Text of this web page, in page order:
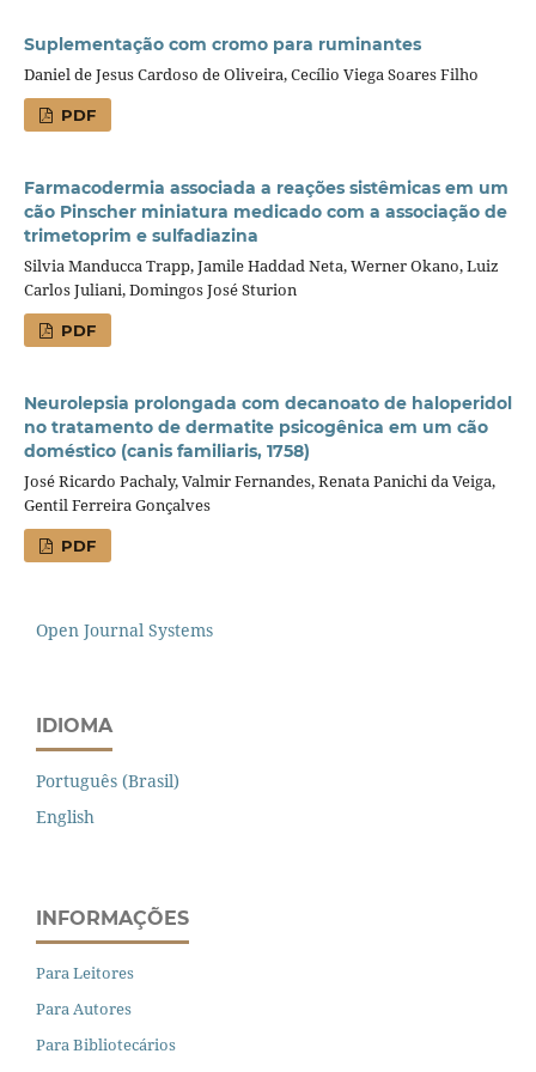
Suplementação com cromo para ruminantes
Daniel de Jesus Cardoso de Oliveira, Cecílio Viega Soares Filho
PDF
Farmacodermia associada a reações sistêmicas em um
cão Pinscher miniatura medicado com a associação de
trimetoprim e sulfadiazina
Silvia Manducca Trapp, Jamile Haddad Neta, Werner Okano, Luiz
Carlos Juliani, Domingos José Sturion
PDF
Neurolepsia prolongada com decanoato de haloperidol
no tratamento de dermatite psicogênica em um cão
doméstico (canis familiaris, 1758)
José Ricardo Pachaly, Valmir Fernandes, Renata Panichi da Veiga,
Gentil Ferreira Gonçalves
PDF
Open Journal Systems
IDIOMA
Português (Brasil)
English
INFORMAÇÕES
Para Leitores
Para Autores
Para Bibliotecários